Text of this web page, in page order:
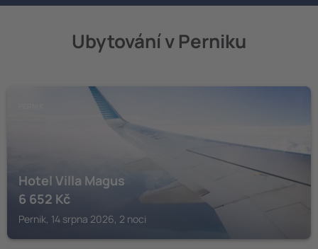
Ubytování v Perniku
Hotel Villa Magus
6 652 Kč
Pernik, 14 srpna 2026, 2 noci